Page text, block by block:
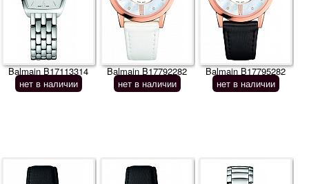
Balmain B17113314
нет в наличии
Balmain B17792282
нет в наличии
Balmain B17795282
нет в наличии